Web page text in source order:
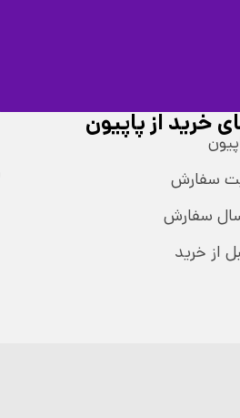
خرید از پاپیون
سفارش
سفارش
از خرید